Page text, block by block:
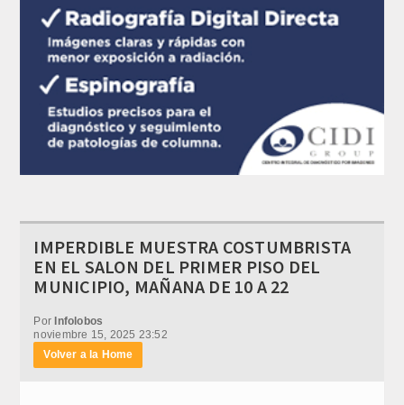
IMPERDIBLE MUESTRA COSTUMBRISTA
EN EL SALON DEL PRIMER PISO DEL
MUNICIPIO, MAÑANA DE 10 A 22
PorInfolobos
noviembre 15, 2025 23:52
Volver a la Home